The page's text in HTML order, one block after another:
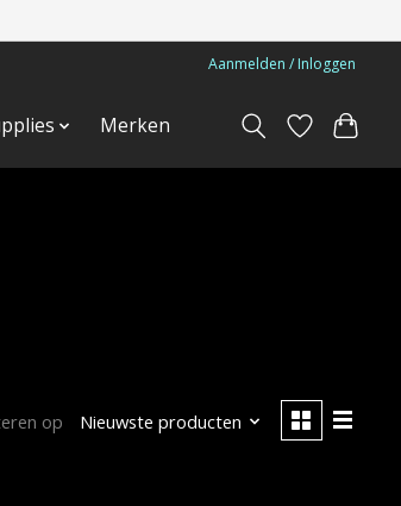
Aanmelden / Inloggen
Merken
op Nieuwste producten